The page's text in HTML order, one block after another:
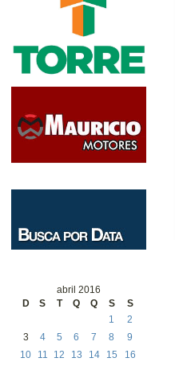
abril 2016
D
S T Q Q S S
1
2
3
4 5 6 7 8
9
10
11 12 13 14 15
16